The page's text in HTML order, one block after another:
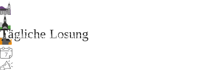
Kirchgemeinde Thum
Tägliche Losung